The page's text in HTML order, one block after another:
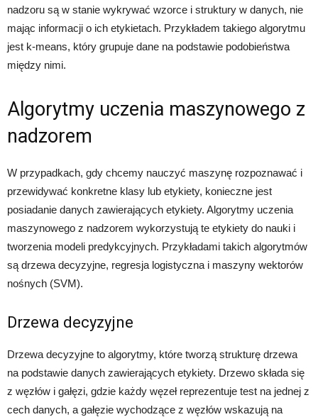
nadzoru są w stanie wykrywać wzorce i struktury w danych, nie
mając informacji o ich etykietach. Przykładem takiego algorytmu
jest k-means, który grupuje dane na podstawie podobieństwa
między nimi.
Algorytmy uczenia maszynowego z
nadzorem
W przypadkach, gdy chcemy nauczyć maszynę rozpoznawać i
przewidywać konkretne klasy lub etykiety, konieczne jest
posiadanie danych zawierających etykiety. Algorytmy uczenia
maszynowego z nadzorem wykorzystują te etykiety do nauki i
tworzenia modeli predykcyjnych. Przykładami takich algorytmów
są drzewa decyzyjne, regresja logistyczna i maszyny wektorów
nośnych (SVM).
Drzewa decyzyjne
Drzewa decyzyjne to algorytmy, które tworzą strukturę drzewa
na podstawie danych zawierających etykiety. Drzewo składa się
z węzłów i gałęzi, gdzie każdy węzeł reprezentuje test na jednej z
cech danych, a gałęzie wychodzące z węzłów wskazują na